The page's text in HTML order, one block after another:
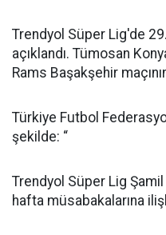
Trendyol Süper Lig'de
açıklandı. Tümosan
Rams Başakşehir
Türkiye Futbol
şekilde: “
Trendyol Süper Lig
hafta müsabakalarına